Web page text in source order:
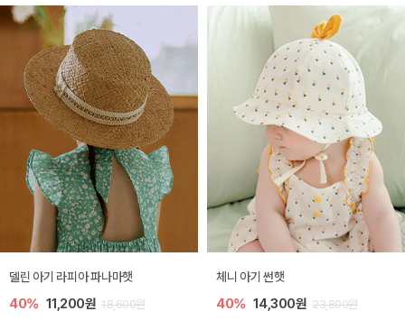
[SIZE ~6Y] 슈미 가디건
5% 17,100원 18,000원
[SIZE ~6Y] 마인 니트 가디건
20% 23,200원 29,000원